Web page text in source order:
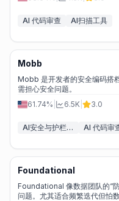
AI 代码审查 AI扫描工具
Mobb
Mobb 是开发者的安全编码搭
需担心安全问题。
61.74%
6.5K 3.0
AI安全与护栏工具 AI 代码审
Foundational
Foundational 像数据团队的“
问题。尤其适合频繁迭代但怕